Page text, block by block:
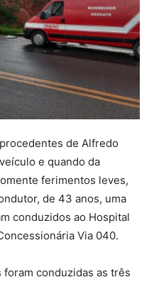
de Alfredo
e quando da
ferimentos leves,
de 43 anos, uma
conduzidos ao Hospital
Via 040.
conduzidas as três